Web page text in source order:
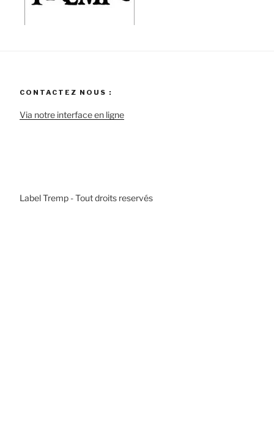
CONTACTEZ NOUS :
Via notre interface en ligne
Label Tremp - Tout droits reservés